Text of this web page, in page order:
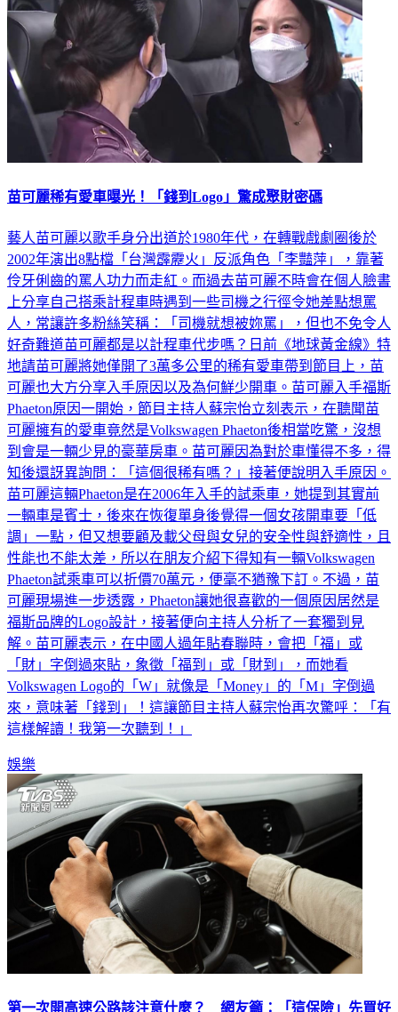
藝人苗可麗以歌手身分出道於1980年代，在轉戰戲劇圈後於
2002年演出8點檔「台灣霹靂火」反派角色「李豔萍」，靠著
伶牙俐齒的罵人功力而走紅。而過去苗可麗不時會在個人臉書
上分享自己搭乘計程車時遇到一些司機之行徑令她差點想罵
人，常讓許多粉絲笑稱：「司機就想被妳罵」，但也不免令人
好奇難道苗可麗都是以計程車代步嗎？日前《地球黃金線》特
地請苗可麗將她僅開了3萬多公里的稀有愛車帶到節目上，苗
可麗也大方分享入手原因以及為何鮮少開車。苗可麗入手福斯
Phaeton原因一開始，節目主持人蘇宗怡立刻表示，在聽聞苗
可麗擁有的愛車竟然是Volkswagen Phaeton後相當吃驚，沒想
到會是一輛少見的豪華房車。苗可麗因為對於車懂得不多，得
知後還訝異詢問：「這個很稀有嗎？」接著便說明入手原因。
苗可麗這輛Phaeton是在2006年入手的試乘車，她提到其實前
一輛車是賓士，後來在恢復單身後覺得一個女孩開車要「低
調」一點，但又想要顧及載父母與女兒的安全性與舒適性，且
性能也不能太差，所以在朋友介紹下得知有一輛Volkswagen
Phaeton試乘車可以折價70萬元，便毫不猶豫下訂。不過，苗
可麗現場進一步透露，Phaeton讓她很喜歡的一個原因居然是
福斯品牌的Logo設計，接著便向主持人分析了一套獨到見
解。苗可麗表示，在中國人過年貼春聯時，會把「福」或
「財」字倒過來貼，象徵「福到」或「財到」，而她看
Volkswagen Logo的「W」就像是「Money」的「M」字倒過
來，意味著「錢到」！這讓節目主持人蘇宗怡再次驚呼：「有
娛樂